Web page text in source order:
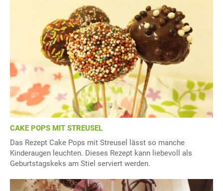
CAKE POPS MIT STREUSEL
Das Rezept Cake Pops mit Streusel lässt so manche
Kinderaugen leuchten. Dieses Rezept kann liebevoll als
Geburtstagskeks am Stiel serviert werden.